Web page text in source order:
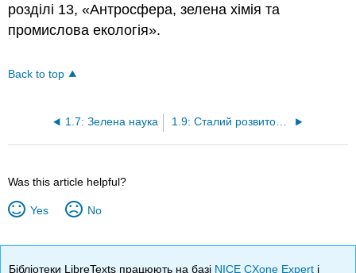
розділі 13, «Антросфера, зелена хімія та
промислова екологія».
Back to top
1.7: Зелена наука 1.9: Сталий розвиток та еко-економіка
Was this article helpful?
Yes No
Бібліотеки LibreTexts працюють на базі NICE CXone Expert і